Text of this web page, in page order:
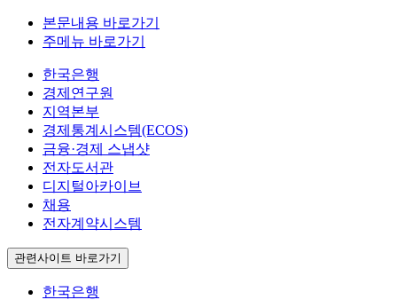
본문내용 바로가기
주메뉴 바로가기
한국은행
경제연구원
지역본부
경제통계시스템(ECOS)
금융·경제 스냅샷
전자도서관
디지털아카이브
채용
전자계약시스템
관련사이트 바로가기
한국은행